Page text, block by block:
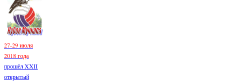
27-29 июля
2018 года
прошёл XXII
открытый